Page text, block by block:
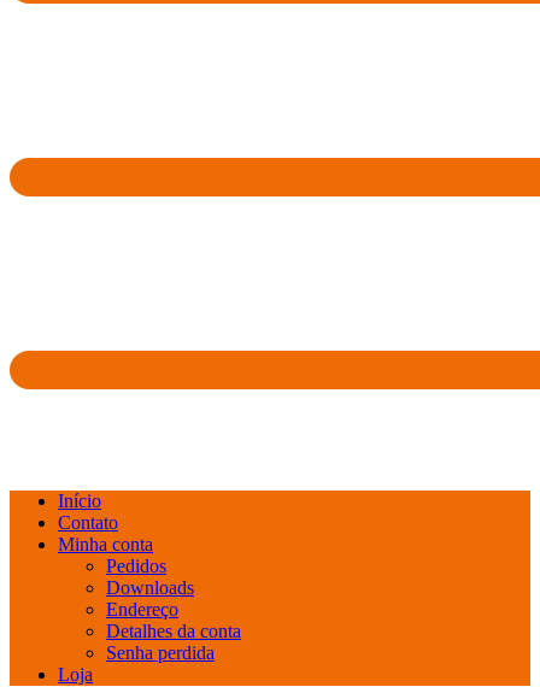
Início
Contato
Minha conta
Pedidos
Downloads
Endereço
Detalhes da conta
Senha perdida
Loja